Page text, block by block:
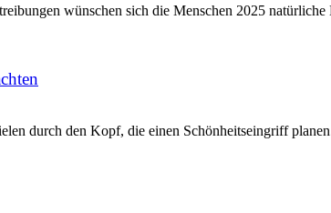
wünschen sich die Menschen 2025
durch den Kopf, die einen Schönheitseingriff